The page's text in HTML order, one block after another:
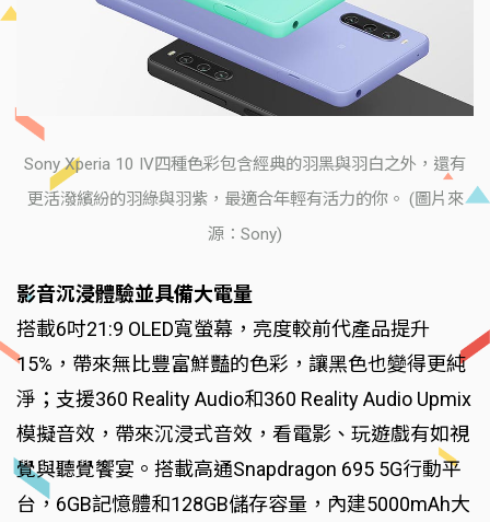
Sony Xperia 10 IV四種色彩包含經典的羽黑與羽白之外，還有
更活潑繽紛的羽綠與羽紫，最適合年輕有活力的你。 (圖片來
源：Sony)
影音沉浸體驗並具備大電量
搭載6吋21:9 OLED寬螢幕，亮度較前代產品提升
15%，帶來無比豐富鮮豔的色彩，讓黑色也變得更純
淨；支援360 Reality Audio和360 Reality Audio Upmix
模擬音效，帶來沉浸式音效，看電影、玩遊戲有如視
覺與聽覺饗宴。搭載高通Snapdragon 695 5G行動平
台，6GB記憶體和128GB儲存容量，內建5000mAh大